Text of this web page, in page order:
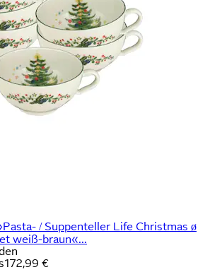
/ Suppenteller Life Christmas ø
weiß-braun«...
172,99 €